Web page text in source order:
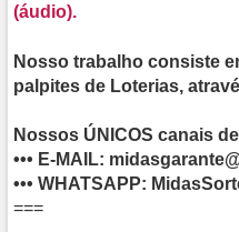
(áudio).
Nosso trabalho consiste
palpites de Loterias,
Nossos ÚNICOS canais
••• E-MAIL:
•••WHATSAPP:
===